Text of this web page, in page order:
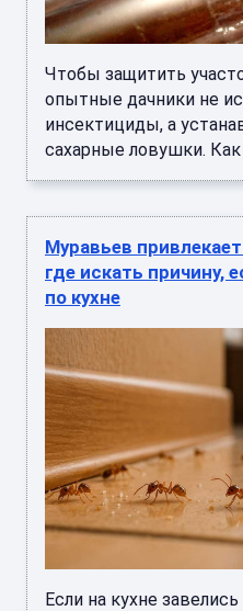
Чтобы защитить
опытные дачники не
инсектициды, а
сахарные ловушки. Как
Муравьев
где искать причину,
по кухне
Если на кухне